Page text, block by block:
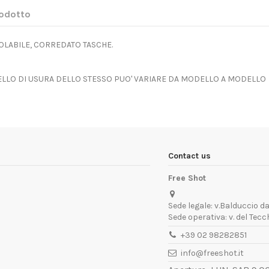
CORREDATO TASCHE.
DI USURA DELLO STESSO PUO' VARIARE DA MODELLO A MODELLO
Contact us
Free Shot
Sede legale: v.Balduccio
Sede operativa: v. del
+39 02 98282851
info@freeshot.it